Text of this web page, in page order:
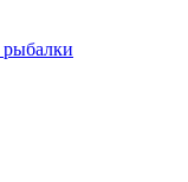
рыбалки